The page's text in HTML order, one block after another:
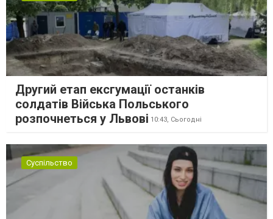
Другий етап ексгумації останків
солдатів Війська Польського
розпочнеться у Львові 10:43, Сьогодні
Суспільство